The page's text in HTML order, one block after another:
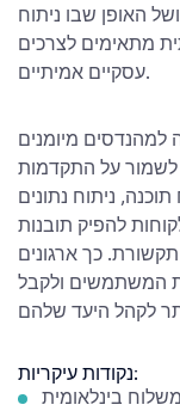
האופן שבו ניתוח
מתאימים לצרכים
עסקיים אמיתיים.
למהנדסים מיומנים
לשמור על התקדמות
ניתוח נתונים
להפיק תובנות
תקשורת. כך ארגונים
המשתמשים ולקבל
נקודות עיקריות:
בינלאומית